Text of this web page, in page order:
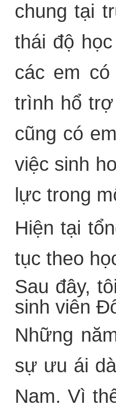
chung tại
thái độ
các em
trình hổ
cũng có
việc sinh
lực trong
Hiện tại
tục theo
Sau đây,
sinh viên
Những
sự ưu ái
Nam. Vì